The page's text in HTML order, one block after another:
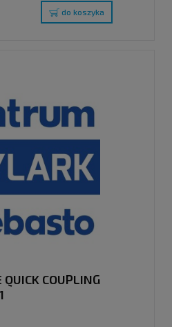
do koszyka
COUPLING